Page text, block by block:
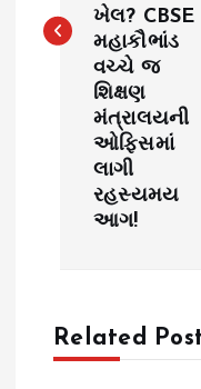
n
t
ખેલ? CBSE
મહાકૌભાંડ
વચ્ચે જ
શિક્ષણ
મંત્રાલયની
ઓફિસમાં
લાગી
રહસ્યમય
આગ!
Related